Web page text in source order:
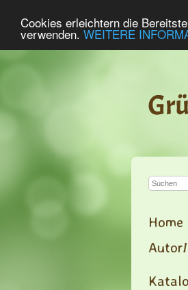
Cookies erleichtern die
verwenden. WEITERE
Home
Autor